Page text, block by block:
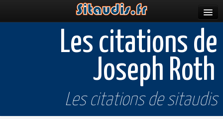
Les citations de
Joseph Roth
Les citations de sitaudis